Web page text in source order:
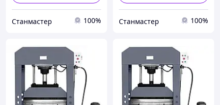
Станмастер 100% Станмастер 100%